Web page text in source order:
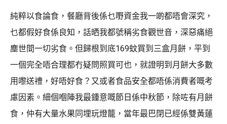
純粹以食論食，餐廳背後係乜嘢資金我一啲都唔會深究，
乜都假好食係良知，話晒我都號稱劣食觀世音，深惡痛絕
塵世間一切劣食。但歸根到底169蚊買到三盒月餅，平到
一個完全唔合理都冇疑問照買可也，就證明到月餅大多數
用嚟送禮，好唔好食？又或者食品安全都唔係消費者嘅考
慮因素。細個嗰陣我最鍾意嘅節日係中秋節，除咗有月餅
食，仲有大量水果同埋玩燈籠，當年最巴閉已經係雙黃蓮